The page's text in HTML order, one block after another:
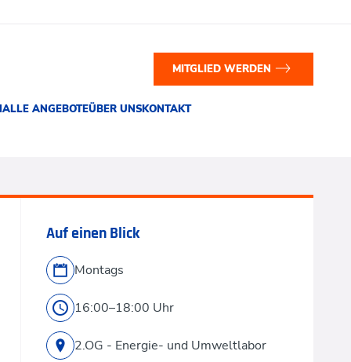
MITGLIED WERDEN
ALLE ANGEBOTEÜBER UNSKONTAKT
Auf einen Blick
Montags
16:00–18:00 Uhr
2.OG - Energie- und Umweltlabor